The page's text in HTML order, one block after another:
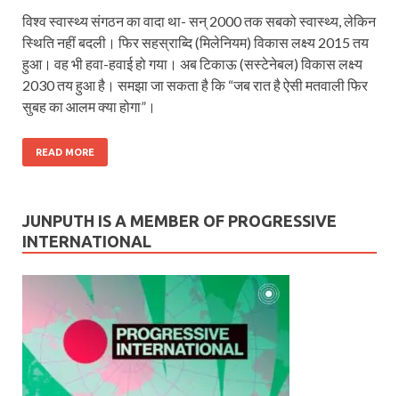
विश्व स्वास्थ्य संगठन का वादा था- सन् 2000 तक सबको स्वास्थ्य, लेकिन
स्थिति नहीं बदली। फिर सहस्राब्दि (मिलेनियम) विकास लक्ष्य 2015 तय
हुआ। वह भी हवा-हवाई हो गया। अब टिकाऊ (सस्टेनेबल) विकास लक्ष्य
2030 तय हुआ है। समझा जा सकता है कि “जब रात है ऐसी मतवाली फिर
सुबह का आलम क्या होगा”।
READ MORE
JUNPUTH IS A MEMBER OF PROGRESSIVE
INTERNATIONAL